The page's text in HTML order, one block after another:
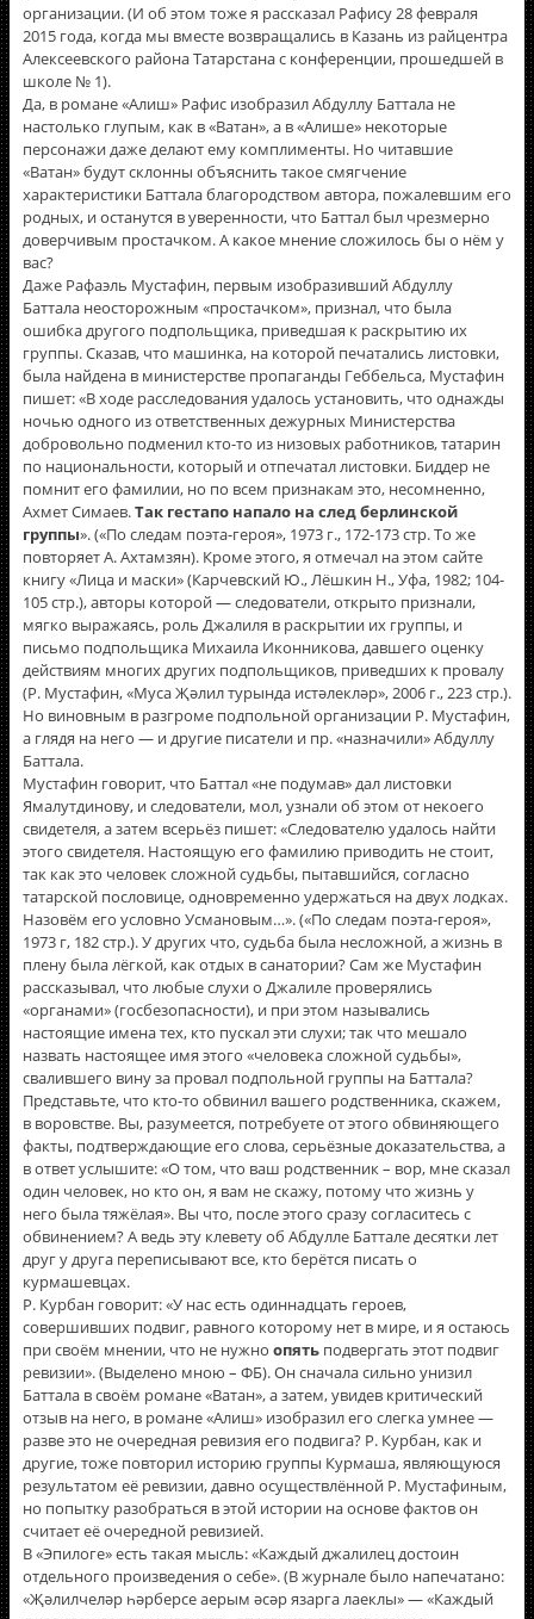
организации. (И об этом тоже я рассказал Рафису 28 февраля
2015 года, когда мы вместе возвращались в Казань из райцентра
Алексеевского района Татарстана с конференции, прошедшей в
школе № 1).
Да, в романе «Алиш» Рафис изобразил Абдуллу Баттала не
настолько глупым, как в «Ватан», а в «Алише» некоторые
персонажи даже делают ему комплименты. Но читавшие
«Ватан» будут склонны объяснить такое смягчение
характеристики Баттала благородством автора, пожалевшим его
родных, и останутся в уверенности, что Баттал был чрезмерно
доверчивым простачком. А какое мнение сложилось бы о нём у
вас?
Даже Рафаэль Мустафин, первым изобразивший Абдуллу
Баттала неосторожным «простачком», признал, что была
ошибка другого подпольщика, приведшая к раскрытию их
группы. Сказав, что машинка, на которой печатались листовки,
была найдена в министерстве пропаганды Геббельса, Мустафин
пишет: «В ходе расследования удалось установить, что однажды
ночью одного из ответственных дежурных Министерства
добровольно подменил кто-то из низовых работников, татарин
по национальности, который и отпечатал листовки. Биддер не
помнит его фамилии, но по всем признакам это, несомненно,
Ахмет Симаев.Так гестапо напало на след берлинской
группы». («По следам поэта-героя», 1973 г., 172-173 стр. То же
повторяет А. Ахтамзян). Кроме этого, я отмечал на этом сайте
книгу «Лица и маски» (Карчевский Ю., Лёшкин Н., Уфа, 1982; 104-
105 стр.), авторы которой — следователи, открыто признали,
мягко выражаясь, роль Джалиля в раскрытии их группы, и
письмо подпольщика Михаила Иконникова, давшего оценку
действиям многих других подпольщиков, приведших к провалу
(Р. Мустафин, «Муса Җәлил турында истәлекләр», 2006 г., 223 стр.).
Но виновным в разгроме подпольной организации Р. Мустафин,
а глядя на него — и другие писатели и пр. «назначили» Абдуллу
Баттала.
Мустафин говорит, что Баттал «не подумав» дал листовки
Ямалутдинову, и следователи, мол, узнали об этом от некоего
свидетеля, а затем всерьёз пишет: «Следователю удалось найти
этого свидетеля. Настоящую его фамилию приводить не стоит,
так как это человек сложной судьбы, пытавшийся, согласно
татарской пословице, одновременно удержаться на двух лодках.
Назовëм его условно Усмановым…». («По следам поэта-героя»,
1973 г, 182 стр.). У других что, судьба была несложной, а жизнь в
плену была лёгкой, как отдых в санатории? Сам же Мустафин
рассказывал, что любые слухи о Джалиле проверялись
«органами» (госбезопасности), и при этом назывались
настоящие имена тех, кто пускал эти слухи; так что мешало
назвать настоящее имя этого «человека сложной судьбы»,
свалившего вину за провал подпольной группы на Баттала?
Представьте, что кто-то обвинил вашего родственника, скажем,
в воровстве. Вы, разумеется, потребуете от этого обвиняющего
факты, подтверждающие его слова, серьёзные доказательства, а
в ответ услышите: «О том, что ваш родственник – вор, мне сказал
один человек, но кто он, я вам не скажу, потому что жизнь у
него была тяжёлая». Вы что, после этого сразу согласитесь с
обвинением? А ведь эту клевету об Абдулле Баттале десятки лет
друг у друга переписывают все, кто берётся писать о
курмашевцах.
Р. Курбан говорит: «У нас есть одиннадцать героев,
совершивших подвиг, равного которому нет в мире, и я остаюсь
при своём мнении, что не нужно опятьподвергать этот подвиг
ревизии». (Выделено мною – ФБ). Он сначала сильно унизил
Баттала в своём романе «Ватан», а затем, увидев критический
отзыв на него, в романе «Алиш» изобразил его слегка умнее —
разве это не очередная ревизия его подвига? Р. Курбан, как и
другие, тоже повторил историю группы Курмаша, являющуюся
результатом еë ревизии, давно осуществлённой Р. Мустафиным,
но попытку разобраться в этой истории на основе фактов он
считает еë очередной ревизией.
В «Эпилоге» есть такая мысль: «Каждый джалилец достоин
отдельного произведения о себе». (В журнале было напечатано:
«Җәлилчеләр һәрберсе аерым әсәр язарга лаеклы» — «Каждый